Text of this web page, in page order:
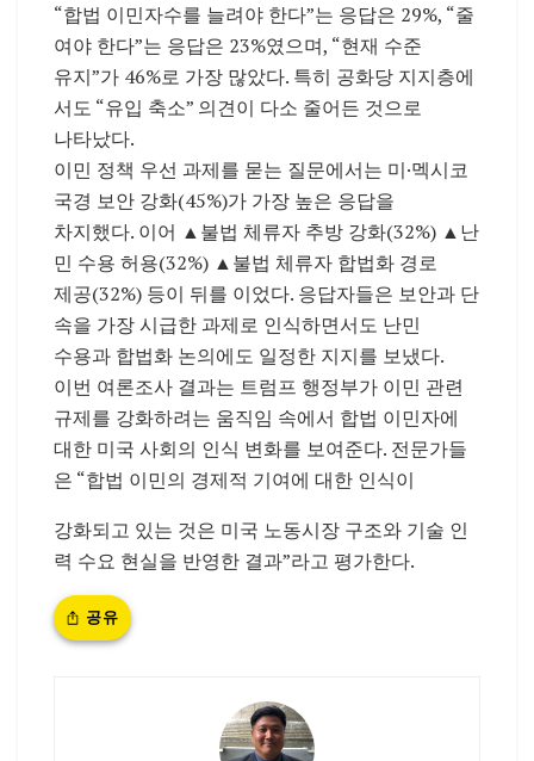
“합법 이민자수를 늘려야 한다”는 응답은 29%, “줄
여야 한다”는 응답은 23%였으며, “현재 수준
유지”가 46%로 가장 많았다. 특히 공화당 지지층에
서도 “유입 축소” 의견이 다소 줄어든 것으로
나타났다.
이민 정책 우선 과제를 묻는 질문에서는 미·멕시코
국경 보안 강화(45%)가 가장 높은 응답을
차지했다. 이어 ▲불법 체류자 추방 강화(32%) ▲난
민 수용 허용(32%) ▲불법 체류자 합법화 경로
제공(32%) 등이 뒤를 이었다. 응답자들은 보안과 단
속을 가장 시급한 과제로 인식하면서도 난민
수용과 합법화 논의에도 일정한 지지를 보냈다.
이번 여론조사 결과는 트럼프 행정부가 이민 관련
규제를 강화하려는 움직임 속에서 합법 이민자에
대한 미국 사회의 인식 변화를 보여준다. 전문가들
은 “합법 이민의 경제적 기여에 대한 인식이
강화되고 있는 것은 미국 노동시장 구조와 기술 인
력 수요 현실을 반영한 결과”라고 평가한다.
공유